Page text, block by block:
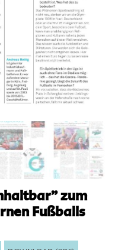
zum
Fußballs